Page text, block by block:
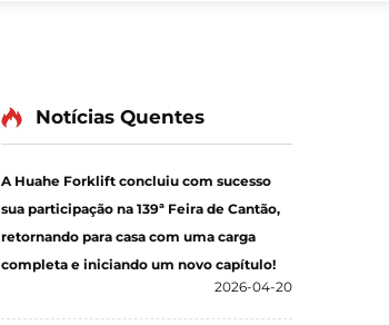
Notícias Quentes
A Huahe Forklift concluiu com sucesso
sua participação na 139ª Feira de Cantão,
retornando para casa com uma carga
completa e iniciando um novo capítulo!
2026-04-20